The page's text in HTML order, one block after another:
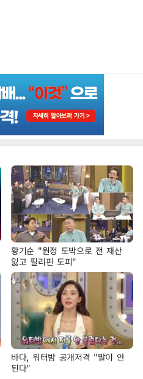
황기순 "원정 도박으로 전 재산
잃고 필리핀 도피"
바다, 워터밤 공개저격 "말이 안
된다"